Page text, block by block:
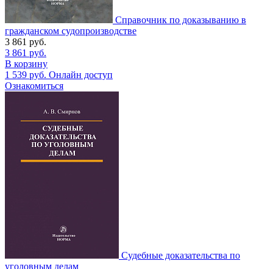
Справочник по доказыванию в
гражданском судопроизводстве
3 861 руб.
3 861 руб.
В корзину
1 539 руб. Онлайн доступ
Ознакомиться
Судебные доказательства по
уголовным делам